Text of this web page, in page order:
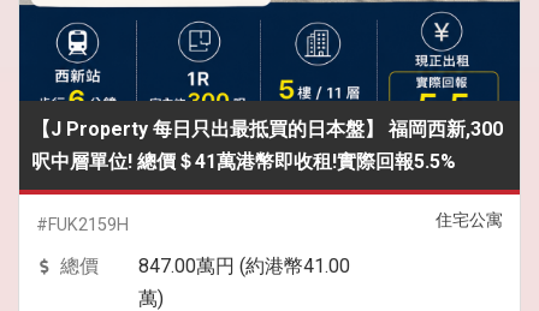
【J Property 每日只出最抵買的日本盤】 福岡西新,300
呎中層單位! 總價＄41萬港幣即收租!實際回報5.5%
住宅公寓
#FUK2159H
總價
847.00萬円 (約港幣41.00
萬)